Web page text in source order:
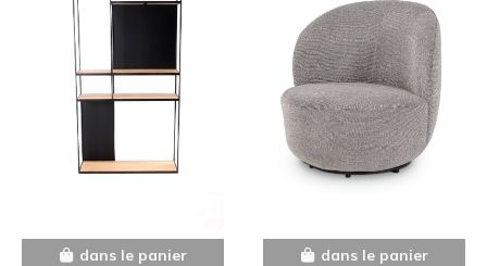
dans le panier dans le panier